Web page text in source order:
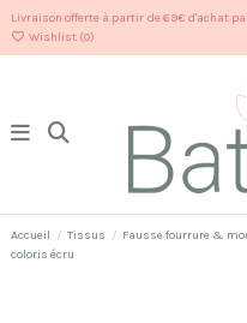
Livraison offerte à partir de 69€ d'achat
Wishlist (0)
Accueil Tissus Fausse fourrure &
coloris écru